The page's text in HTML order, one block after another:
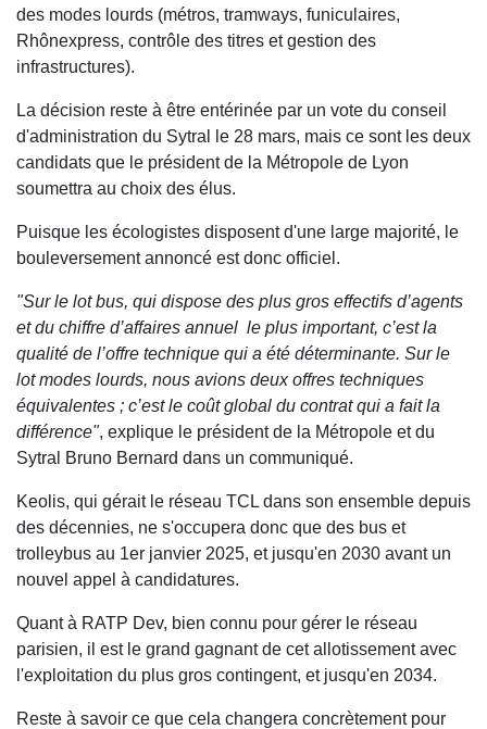
des modes lourds (métros, tramways, funiculaires,
Rhônexpress, contrôle des titres et gestion des
infrastructures).
La décision reste à être entérinée par un vote du conseil
d'administration du Sytral le 28 mars, mais ce sont les deux
candidats que le président de la Métropole de Lyon
soumettra au choix des élus.
Puisque les écologistes disposent d'une large majorité, le
bouleversement annoncé est donc officiel.
"Sur le lot bus, qui dispose des plus gros effectifs d’agents
et du chiffre d’affaires annuel le plus important, c’est la
qualité de l’offre technique qui a été déterminante. Sur le
lot modes lourds, nous avions deux offres techniques
équivalentes ; c’est le coût global du contrat qui a fait la
différence", explique le président de la Métropole et du
Sytral Bruno Bernard dans un communiqué.
Keolis, qui gérait le réseau TCL dans son ensemble depuis
des décennies, ne s'occupera donc que des bus et
trolleybus au 1er janvier 2025, et jusqu'en 2030 avant un
nouvel appel à candidatures.
Quant à RATP Dev, bien connu pour gérer le réseau
parisien, il est le grand gagnant de cet allotissement avec
l'exploitation du plus gros contingent, et jusqu'en 2034.
Reste à savoir ce que cela changera concrètement pour